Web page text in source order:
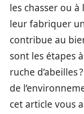
les chasser ou
leur fabriquer
contribue au
sont les étapes
ruche
de
cet article vous